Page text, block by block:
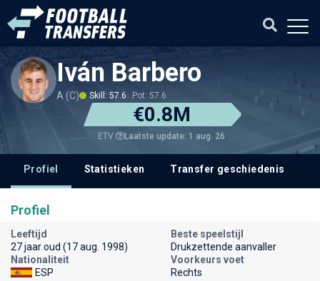
Iván Barbero
A (C) Skill: 57.6 Pot: 57.6
€0.8M
ETV Laatste update: 1 aug. 26
Profiel Statistieken Transfer geschiedenis
Profiel
Leeftijd
27 jaar oud (17 aug. 1998)
Beste speelstijl
Drukzettende aanvaller
Nationaliteit
ESP
Voorkeurs voet
Rechts